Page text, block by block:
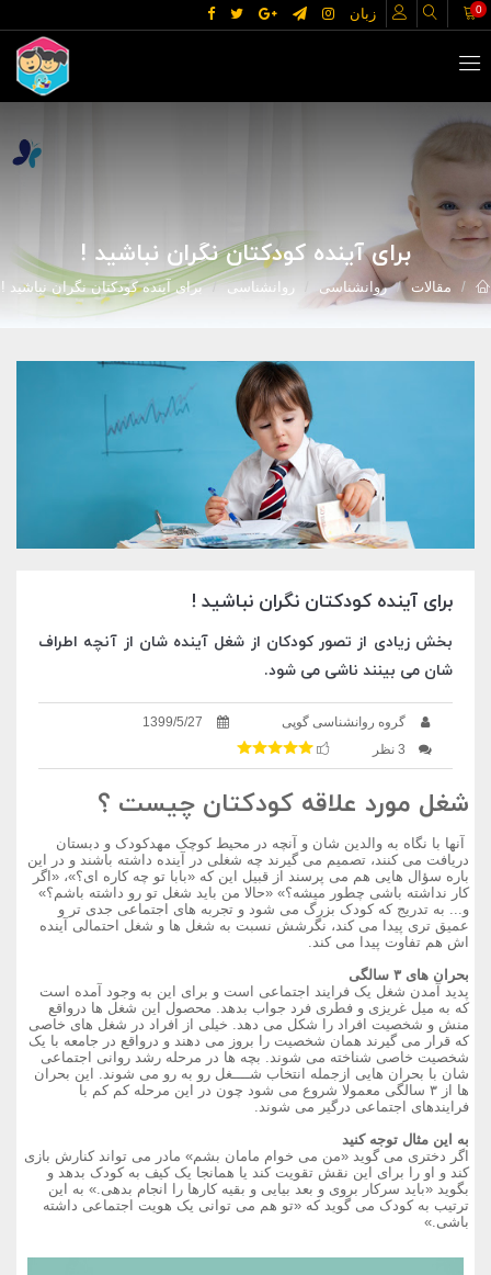
زبان 0
برای آینده کودکتان نگران نباشید !
مقالات روانشناسی روانشناسی برای آینده کودکتان نگران نباشید !
برای آینده کودکتان نگران نباشید !
بخش زیادی از تصور کودکان از شغل آینده شان از آنچه اطراف
شان می بینند ناشی می شود.
گروه روانشناسی گوپی
1399/5/27
3 نظر
شغل مورد علاقه کودکتان چیست ؟
آنها با نگاه به والدین شان و آنچه در محیط کوچک مهدکودک و دبستان
دریافت می کنند، تصمیم می گیرند چه شغلی در آینده داشته باشند و در این
باره سؤال هایی هم می پرسند از قبیل این که «بابا تو چه کاره ای؟»، «اگر
کار نداشته باشی چطور میشه؟» «حالا من باید شغل تو رو داشته باشم؟»
و... به تدریج که کودک بزرگ می شود و تجربه های اجتماعی جدی تر و
عمیق تری پیدا می کند، نگرشش نسبت به شغل ها و شغل احتمالی آینده
اش هم تفاوت پیدا می کند.
بحران های ۳ سالگی
پدید آمدن شغل یک فرایند اجتماعی است و برای این به وجود آمده است
که به میل غریزی و فطری فرد جواب بدهد. محصول این شغل ها درواقع
منش و شخصیت افراد را شکل می دهد. خیلی از افراد در شغل های خاصی
که قرار می گیرند همان شخصیت را بروز می دهند و درواقع در جامعه با یک
شخصیت خاصی شناخته می شوند. بچه ها در مرحله رشد روانی اجتماعی
شان با بحران هایی ازجمله انتخاب شــــغل رو به رو می شوند. این بحران
ها از ۳ سالگی معمولا شروع می شود چون در این مرحله کم کم با
فرایندهای اجتماعی درگیر می شوند.
به این مثال توجه کنید
اگر دختری می گوید «من می خوام مامان بشم» مادر می تواند کنارش بازی
کند و او را برای این نقش تقویت کند یا همانجا یک کیف به کودک بدهد و
بگوید «باید سرکار بروی و بعد بیایی و بقیه کارها را انجام بدهی.» به این
ترتیب به کودک می گوید که «تو هم می توانی یک هویت اجتماعی داشته
باشی.»